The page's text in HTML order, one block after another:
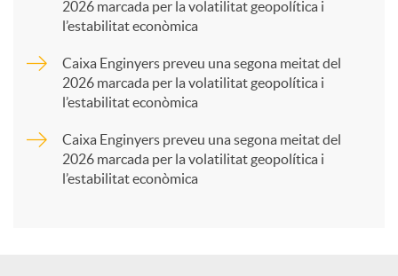
2026 marcada per la volatilitat geopolítica i
l’estabilitat econòmica
Caixa Enginyers preveu una segona meitat del
2026 marcada per la volatilitat geopolítica i
l’estabilitat econòmica
Caixa Enginyers preveu una segona meitat del
2026 marcada per la volatilitat geopolítica i
l’estabilitat econòmica